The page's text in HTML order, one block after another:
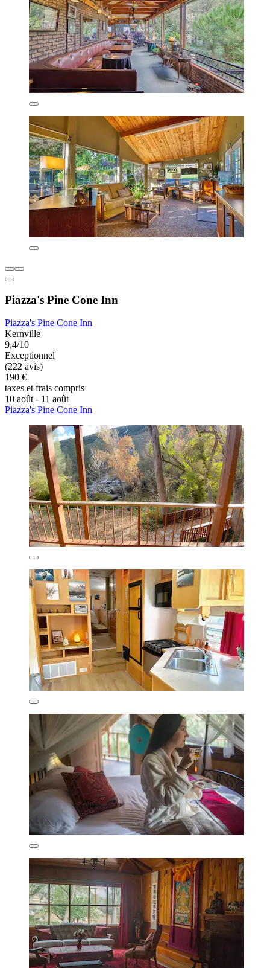
Piazza's Pine Cone Inn
Piazza's Pine Cone Inn
Kernville
9,4/10
Exceptionnel
(222 avis)
190 €
taxes et frais compris
10 août - 11 août
Piazza's Pine Cone Inn